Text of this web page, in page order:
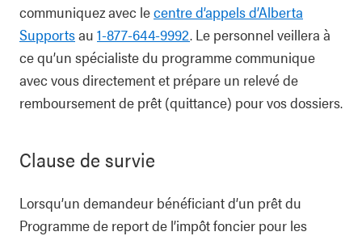
communiquez avec lecentre d’appels d’Alberta
Supportsau 1-877-644-9992. Le personnel veillera à
ce qu’un spécialiste du programme communique
avec vous directement et prépare un relevé de
remboursement de prêt (quittance) pour vos dossiers.
Clause de survie
Lorsqu’un demandeur bénéficiant d’un prêt du
Programme de report de l’impôt foncier pour les